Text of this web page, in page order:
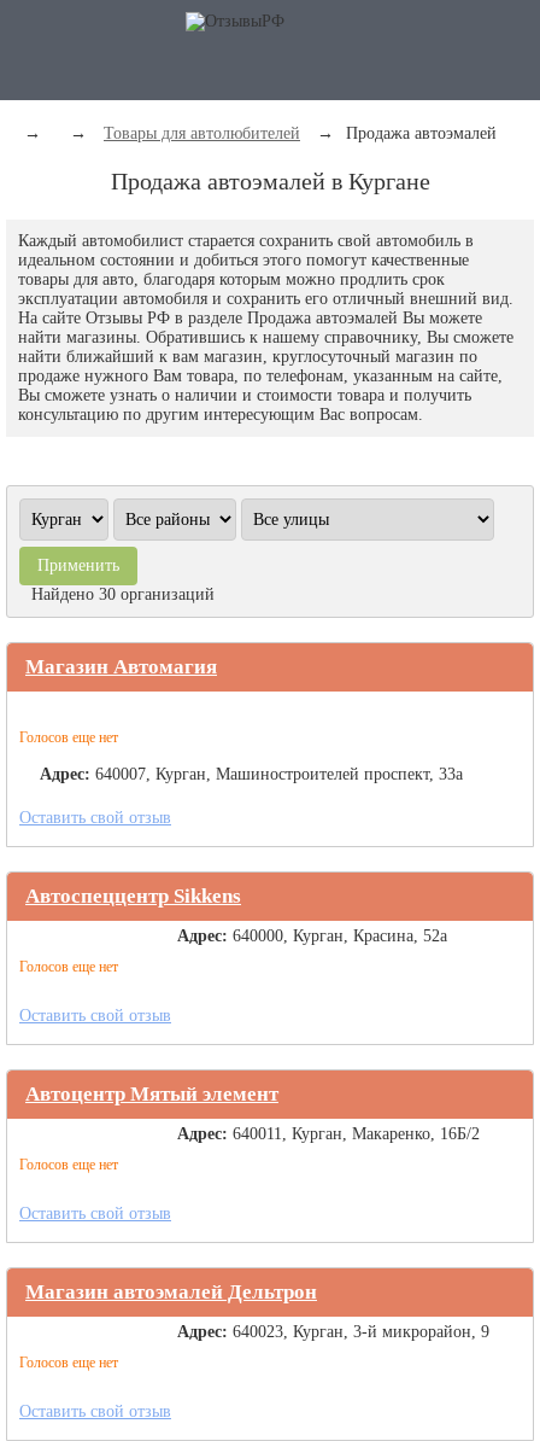
→ → Товары для автолюбителей → Продажа автоэмалей
Продажа автоэмалей в Кургане
Каждый автомобилист старается сохранить свой автомобиль в
идеальном состоянии и добиться этого помогут качественные
товары для авто, благодаря которым можно продлить срок
эксплуатации автомобиля и сохранить его отличный внешний вид.
На сайте Отзывы РФ в разделе Продажа автоэмалей Вы можете
найти магазины. Обратившись к нашему справочнику, Вы сможете
найти ближайший к вам магазин, круглосуточный магазин по
продаже нужного Вам товара, по телефонам, указанным на сайте,
Вы сможете узнать о наличии и стоимости товара и получить
консультацию по другим интересующим Вас вопросам.
Найдено 30 организаций
Магазин Автомагия
Голосов еще нет
Адрес: 640007, Курган, Машиностроителей проспект, 33а
Оставить свой отзыв
Автоспеццентр Sikkens
Голосов еще нет
Адрес: 640000, Курган, Красина, 52а
Оставить свой отзыв
Автоцентр Мятый элемент
Голосов еще нет
Адрес: 640011, Курган, Макаренко, 16Б/2
Оставить свой отзыв
Магазин автоэмалей Дельтрон
Голосов еще нет
Адрес: 640023, Курган, 3-й микрорайон, 9
Оставить свой отзыв